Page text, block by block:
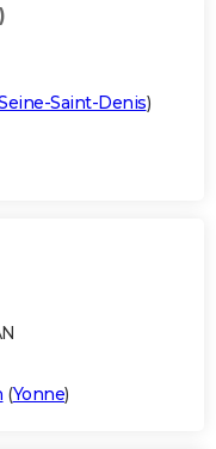
Saint-Denis)
(Yonne)